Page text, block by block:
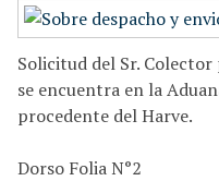
Solicitud del Sr.
se encuentra en la
procedente del Harve.
Dorso Folia N°2